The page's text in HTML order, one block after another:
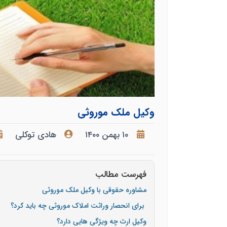
وکیل ملک موروثی
۱۰ بهمن ۱۴۰۰ هادی توکلی
فهرست مطالب
مشاوره حقوقی با وکیل ملک موروثی
برای انحصار وراثت املاک موروثی چه باید کرد؟
وکیل ارث چه ویژگی هایی دارد؟